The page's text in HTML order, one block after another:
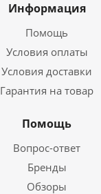
Информация
Помощь
Условия оплаты
Условия доставки
Гарантия на товар
Помощь
Вопрос-ответ
Бренды
Обзоры